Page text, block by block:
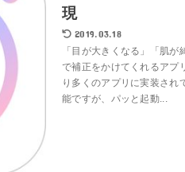
現
2019.03.18
「目が大きくなる」「肌
で補正をかけてくれるアプ
り多くのアプリに実装され
能ですが、パッと起動...